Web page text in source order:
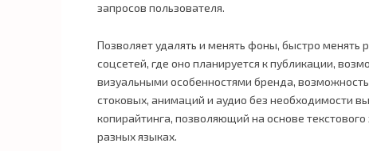
запросов пользователя.
Позволяет удалять и менять фоны, быстро
соцсетей, где оно планируется к публикации,
визуальными особенностями бренда,
стоковых, анимаций и аудио без необходимости
копирайтинга, позволяющий на основе
разных языках.